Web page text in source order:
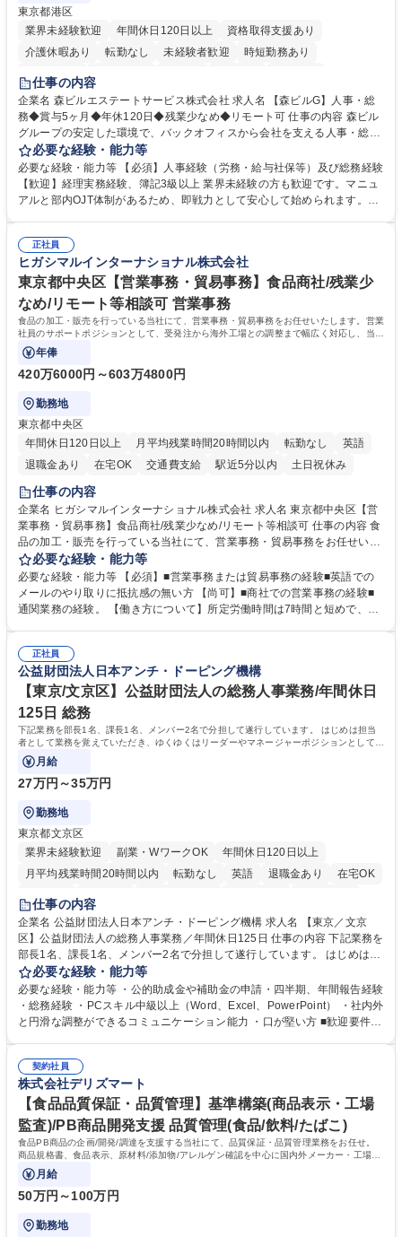
東京都港区
業界未経験歓迎
年間休日120日以上
資格取得支援あり
介護休暇あり
転勤なし 未経験者歓迎
時短勤務あり
経験者歓迎
完全週休2日制
交通費支給 長期歓迎 駅近5分以内 土日祝休み
仕事の内容
企業名 森ビルエステートサービス株式会社 求人名 【森ビルG】人事・総
務◆賞与5ヶ月◆年休120日◆残業少なめ◆リモート可 仕事の内容 森ビル
グループの安定した環境で、バックオフィスから会社を支える人事・総務
をお任せします。 労務と総務の業務をバランスよく担当し、ゆくゆくは制
度改定などのコア業務にも挑戦できる、やりがいある環境です。 ■勤怠管
理、給与計算、社会保険手続き、年末調整等の労務管理全般 ■入退社手続
き、社内規定の改定や人事制度改定などのコア業務 ■社内イベントの企画
でも質問・相談できる環境が整っているため、安心して成長できます。 募
集職種 【森ビルG】人事・総務◆賞与5ヶ月◆年休120日◆残業少なめ◆
リモート可
必要な経験・能力等
必要な経験・能力等 【必須】人事経験（労務・給与社保等）及び総務経験
【歓迎】経理実務経験、簿記3級以上 業界未経験の方も歓迎です。マニュ
アルと部内OJT体制があるため、即戦力として安心して始められます。
務に挑戦できるため、自身の成長と組織への貢献度をダイレクトに実感で
きます。 残業少なめ、週1日リモート可など、ワークライフバランスを保
ち長期活躍できる環境です。 「これまでの幅広い経験を活かし、長期的な
キャリアを築きたい」という前向きな意欲と挑戦を全力で応援します。 学
歴・資格 学歴：大学院 大学 高専 短大 専修学校 高校 語学力： 資格：日商
簿記検定1級 日商簿記検定2級 日商簿記検定3級
正社員
ヒガシマルインターナショナル株式会社
東京都中央区【営業事務・貿易事務】食品商社/残業少
なめ/リモート等相談可 営業事務
食品の加工・販売を行っている当社にて、営業事務・貿易事務をお任せいたします。営業
社員のサポートポジションとして、受発注から海外工場との調整まで幅広く対応し、当社
事業の根幹を支えていただきます。
年俸
420万6000円～603万4800円
勤務地
東京都中央区
年間休日120日以上
月平均残業時間20時間以内 転勤なし
英語
退職金あり
在宅OK 交通費支給 駅近5分以内 土日祝休み
仕事の内容
企業名 ヒガシマルインターナショナル株式会社 求人名 東京都中央区【営
業事務・貿易事務】食品商社/残業少なめ/リモート等相談可 仕事の内容 食
品の加工・販売を行っている当社にて、営業事務・貿易事務をお任せいた
します。営業社員のサポートポジションとして、受発注から海外工場との
調整まで幅広く対応し、当社事業の根幹を支えていただきます。 ■受発注
業務、請求書発行 ■海外工場とのスケジュール調整 ■在庫管理 ■輸入書類
の確認・作成 ■配送手配 ■通関業者を通して行う輸出入業全般 ■倉庫との
ルプロデュースしているため、商品に関わる全ての業務をサポート頂きま
す。 募集職種 東京都中央区【営業事務・貿易事務】食品商社/残業少なめ/
リモート等相談可
必要な経験・能力等
必要な経験・能力等 【必須】■営業事務または貿易事務の経験■英語での
メールのやり取りに抵抗感の無い方 【尚可】■商社での営業事務の経験■
通関業務の経験。 【働き方について】所定労働時間は7時間と短めで、残
の強み】1991年の設立以来、外食産業を中心としたお客様の多様なニー
ズに沿った冷凍水産物等の生産・輸入・販売を一貫して手掛けています。
自社工場と海外拠点の強固な連携によるワンストップサービスが最大の強
みです。 学歴・資格 学歴：大学院 大学 語学力：英語 資格：
正社員
公益財団法人日本アンチ・ドーピング機構
【東京/文京区】公益財団法人の総務人事業務/年間休日
125日 総務
下記業務を部長1名、課長1名、メンバー2名で分担して遂行しています。 はじめは担当
者として業務を覚えていただき、ゆくゆくはリーダーやマネージャーポジションとして活
躍いただくことを期待しています。
月給
27万円～35万円
勤務地
東京都文京区
業界未経験歓迎
副業・WワークOK
年間休日120日以上
月平均残業時間20時間以内
転勤なし 英語 退職金あり
在宅OK
賞与あり
育休あり
食事補助あり
仕事の内容
企業名 公益財団法人日本アンチ・ドーピング機構 求人名 【東京／文京
区】公益財団法人の総務人事業務／年間休日125日 仕事の内容 下記業務を
部長1名、課長1名、メンバー2名で分担して遂行しています。 はじめは担
当者として業務を覚えていただき、ゆくゆくはリーダーやマネージャーポ
ジションとして活躍いただくことを期待しています。 【総務・人事グルー
プの業務内容】 ・人事制度関連 ・採用活動 ・教育研修の企画、実行 ・勤
怠管理 ・官公庁への各種提出 ・法定の会議運営（評議員会、理事会） ・
管理 ・福利厚生関連 ・職員からの問合せ、相談対応 ・その他日常の総務
業務全般 募集職種 【東京／文京区】公益財団法人の総務人事業務／年間
休日125日
必要な経験・能力等
必要な経験・能力等 ・公的助成金や補助金の申請・四半期、年間報告経験
・総務経験 ・PCスキル中級以上（Word、Excel、PowerPoint） ・社内外
と円滑な調整ができるコミュニケーション能力 ・口が堅い方 ■歓迎要件
契約社員
株式会社デリズマート
【食品品質保証・品質管理】基準構築(商品表示・工場
監査)/PB商品開発支援 品質管理(食品/飲料/たばこ)
食品PB商品の企画/開発/調達を支援する当社にて、品質保証・品質管理業務をお任せ。
商品規格書、食品表示、原材料/添加物/アレルゲン確認を中心に国内外メーカー・工場の
品質基準整備から発売後対応まで担います。
月給
50万円～100万円
勤務地